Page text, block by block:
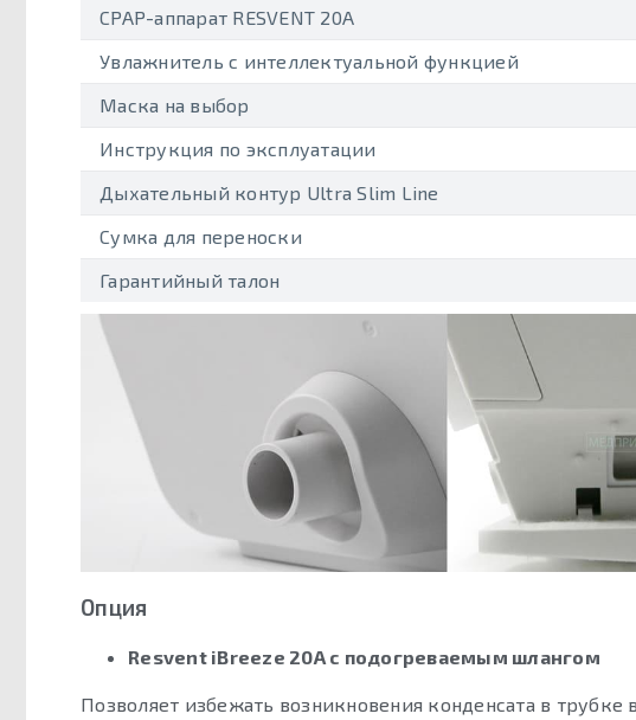
CPAP-аппарат RESVENT 20A
Увлажнитель с интеллектуальной функцией
Маска на выбор
Инструкция по эксплуатации
Дыхательный контур Ultra Slim Line
Сумка для переноски
Гарантийный талон
Опция
Resvent iBreeze 20A с подогреваемым шлангом
Позволяет избежать возникновения конденсата в трубке